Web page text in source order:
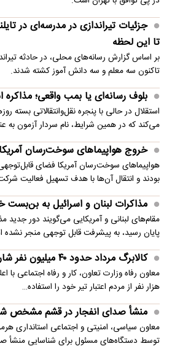
تا این لحظه
بر اساس گزارش رسانه‌های محلی، در حادثه
تاکنون سه معلم و سه دانش آموز کشته شدند.
بلوف رسانه‌ای یا بمب واقعی؛ مذاکره
استقلال در حالی با پنجره نقل‌وانتقالاتی بسته
می‌کند که در همین شرایط، نام سردار آزمون به
خروج هواپیماهای سوخت‌رسان آمریکا
هواپیماهای سوخت‌رسان آمریکا فضای
بودند و انتقال آن‌ها با هدف تسهیل فعالیت
مذاکرات لبنان و اسرائیل به بن‌بست
مقام‌های لبنانی و آمریکایی می‌گویند دور جدید
پایان رسید، به پیشرفت قابل توجهی منجر
کالابرگ مرداد حدود ۴۰‌ میلیون نفر شارژ شد
هزار نفر از مردم اعتبار تیر خود را استفاده…
منشأ صدای انفجار در قشم مشخص
معاون سیاسی، امنیتی و اجتماعی استانداری
توسط دستگاه‌های مسئول برای شناسایی منشأ